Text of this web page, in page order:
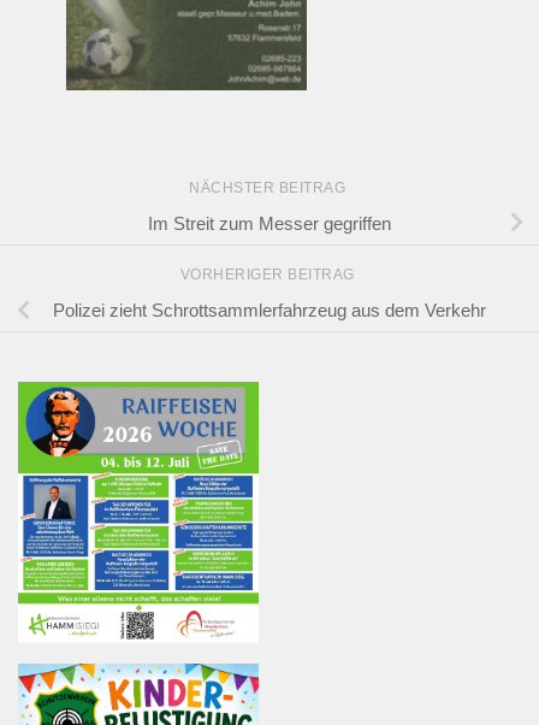
NÄCHSTER BEITRAG
Im Streit zum Messer gegriffen
VORHERIGER BEITRAG
Polizei zieht Schrottsammlerfahrzeug aus dem Verkehr